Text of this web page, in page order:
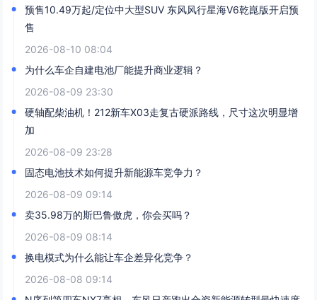
预售10.49万起/定位中大型SUV 东风风行星海V6乾崑版开启预
售
2026-08-10 08:04
为什么车企自建电池厂能提升商业逻辑？
2026-08-09 23:30
硬轴配柴油机！212新车X03走复古硬派路线，尺寸这次明显增
加
2026-08-09 23:28
固态电池技术如何提升新能源车竞争力？
2026-08-09 09:14
卖35.98万的斯巴鲁傲虎，你会买吗？
2026-08-09 08:14
换电模式为什么能让车企差异化竞争？
2026-08-08 09:14